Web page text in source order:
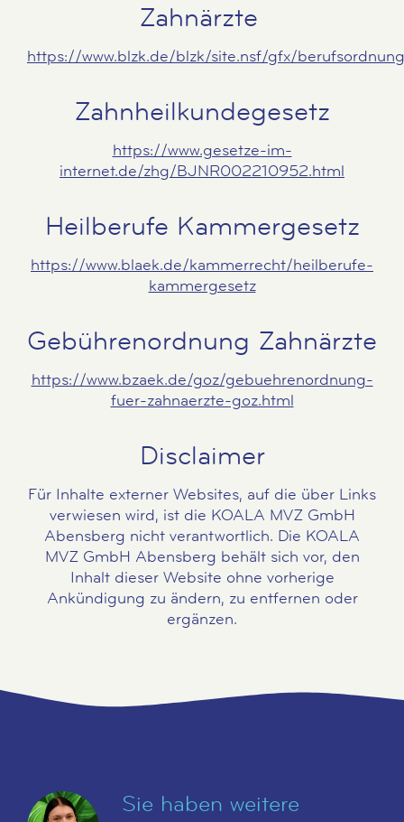
Zahnärzte
https://www.blzk.de/blzk/site.nsf/gfx/
Zahnheilkundegesetz
https://www.gesetze-im-
internet.de/zhg/BJNR002210952.html
Heilberufe Kammergesetz
https://www.blaek.de/kammerrecht/heilberufe-
kammergesetz
Gebührenordnung Zahnärzte
https://www.bzaek.de/goz/gebuehrenordnung-
fuer-zahnaerzte-goz.html
Disclaimer
Für Inhalte externer Websites, auf die über Links
verwiesen wird, ist die KOALA MVZ GmbH
Abensberg nicht verantwortlich. Die KOALA
MVZ GmbH Abensberg behält sich vor, den
Inhalt dieser Website ohne vorherige
Ankündigung zu ändern, zu entfernen oder
ergänzen.
Sie haben weitere